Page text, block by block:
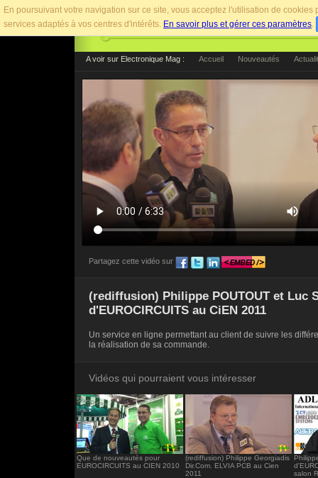
En poursuivant votre navigation sur ce site, vous acceptez l'utilisation de
services adaptés à vos centres d'intérêts. En savoir plus et gérer ces paramètres.
A voir sur Electronique Mag : Accueil Nouveautés
Partagez cette vidéo sur
Pour afficher cette vidéo sur votre site web,
frameborder="0"></iframe>
(rediffusion) Philippe POUTOUT et Luc
d'EUROCIRCUITS au CiEN 2011
Un service en ligne permettant au client de suivre les
la réalisation de sa commande.
Vidéos qui pourraient vous intéresser
Que de nouveautés pour
EUROCIRCUITS au CIEN 2010
(rediffusion) Philippe Georgiadis
Dir.Com. ELVIA PCB au Cien
2011
salon